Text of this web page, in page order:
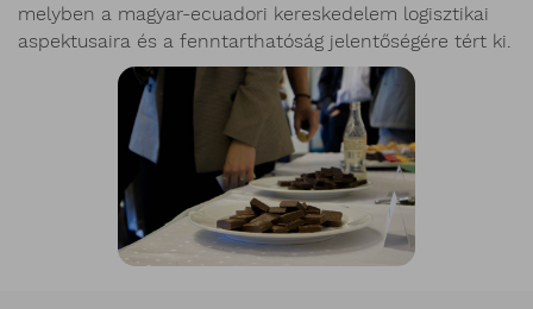
melyben a magyar-ecuadori kereskedelem logisztikai
aspektusaira és a fenntarthatóság jelentőségére tért ki.